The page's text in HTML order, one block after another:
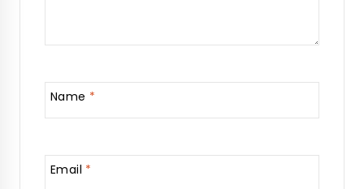
Name *
Email *